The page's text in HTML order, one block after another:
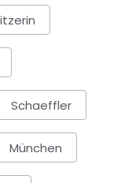
Schaeffler
München